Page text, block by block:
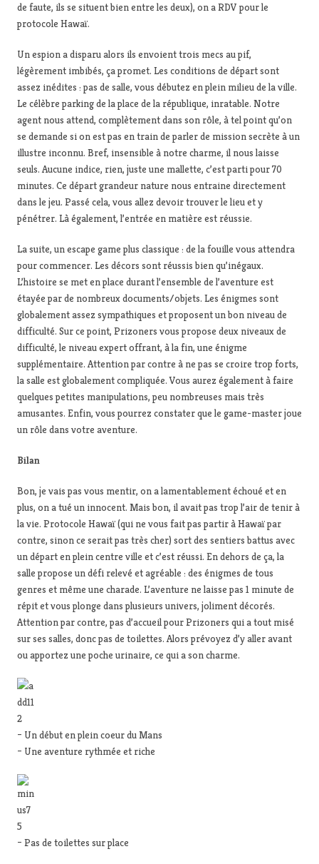
de faute, ils se situent bien entre les deux), on a RDV pour le
protocole Hawaï.
Un espion a disparu alors ils envoient trois mecs au pif,
légèrement imbibés, ça promet. Les conditions de départ sont
assez inédites : pas de salle, vous débutez en plein milieu de la ville.
Le célèbre parking de la place de la république, inratable. Notre
agent nous attend, complètement dans son rôle, à tel point qu’on
se demande si on est pas en train de parler de mission secrète à un
illustre inconnu. Bref, insensible à notre charme, il nous laisse
seuls. Aucune indice, rien, juste une mallette, c’est parti pour 70
minutes. Ce départ grandeur nature nous entraine directement
dans le jeu. Passé cela, vous allez devoir trouver le lieu et y
pénétrer. Là également, l’entrée en matière est réussie.
La suite, un escape game plus classique : de la fouille vous attendra
pour commencer. Les décors sont réussis bien qu’inégaux.
L’histoire se met en place durant l’ensemble de l’aventure est
étayée par de nombreux documents/objets. Les énigmes sont
globalement assez sympathiques et proposent un bon niveau de
difficulté. Sur ce point, Prizoners vous propose deux niveaux de
difficulté, le niveau expert offrant, à la fin, une énigme
supplémentaire. Attention par contre à ne pas se croire trop forts,
la salle est globalement compliquée. Vous aurez également à faire
quelques petites manipulations, peu nombreuses mais très
amusantes. Enfin, vous pourrez constater que le game-master joue
un rôle dans votre aventure.
Bilan
Bon, je vais pas vous mentir, on a lamentablement échoué et en
plus, on a tué un innocent. Mais bon, il avait pas trop l’air de tenir à
la vie. Protocole Hawaï (qui ne vous fait pas partir à Hawaï par
contre, sinon ce serait pas très cher) sort des sentiers battus avec
un départ en plein centre ville et c’est réussi. En dehors de ça, la
salle propose un défi relevé et agréable : des énigmes de tous
genres et même une charade. L’aventure ne laisse pas 1 minute de
répit et vous plonge dans plusieurs univers, joliment décorés.
Attention par contre, pas d’accueil pour Prizoners qui a tout misé
sur ses salles, donc pas de toilettes. Alors prévoyez d’y aller avant
ou apportez une poche urinaire, ce qui a son charme.
– Un début en plein coeur du Mans
– Une aventure rythmée et riche
– Pas de toilettes sur place